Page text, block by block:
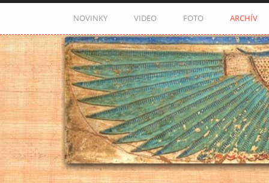
Skočiť na hlavný obsah
NOVINKY VIDEO FOTO ARCHÍV